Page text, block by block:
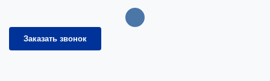
Заказать звонок